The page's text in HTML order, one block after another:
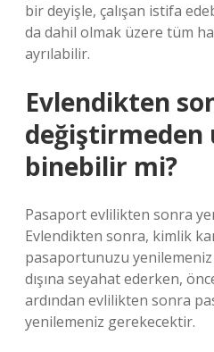
bir deyişle, çalışan istifa
da dahil olmak üzere tüm
ayrılabilir.
Evlendikten
değiştirmeden
binebilir mi?
Pasaport evlilikten sonra
Evlendikten sonra, kimlik
pasaportunuzu
dışına seyahat ederken,
ardından evlilikten sonra
yenilemeniz gerekecektir.